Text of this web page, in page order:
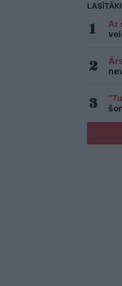
Ar
“Tu